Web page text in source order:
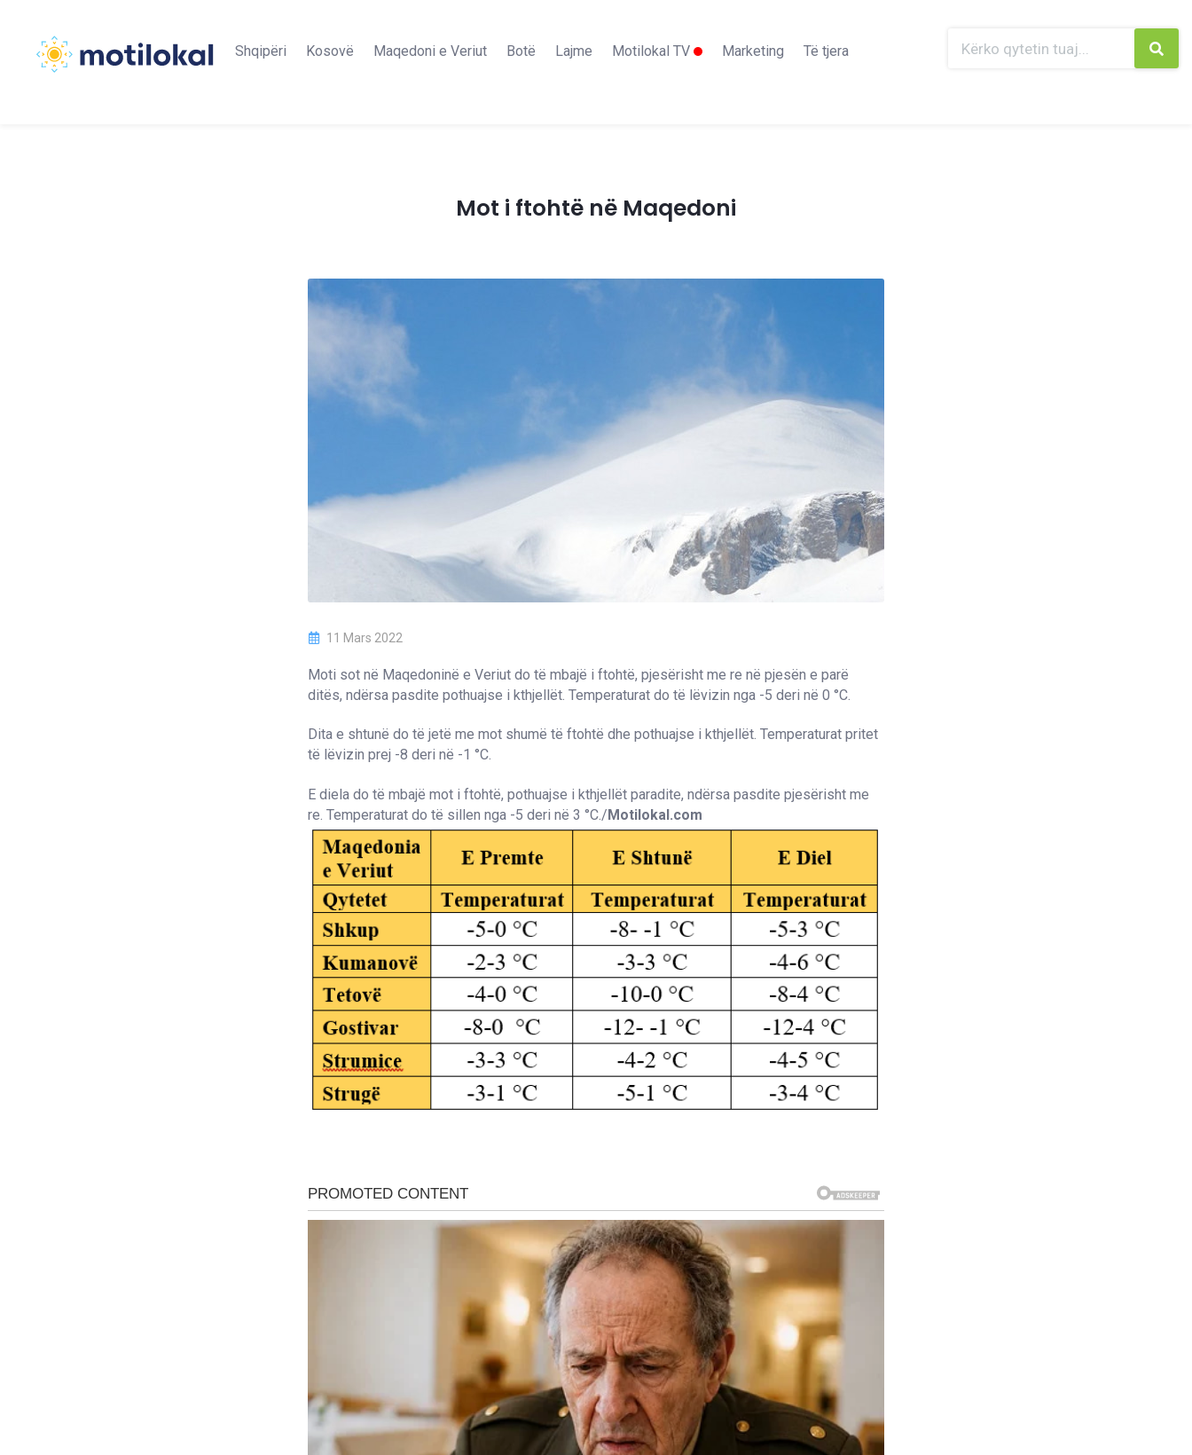
Shqipëri Kosovë Maqedoni e Veriut Botë Lajme Motilokal TV Marketing Të tjera
Mot i ftohtë në Maqedoni
11 Mars 2022
Moti sot në Maqedoninë e Veriut do të mbajë i ftohtë, pjesërisht me re në pjesën e parë
ditës, ndërsa pasdite pothuajse i kthjellët. Temperaturat do të lëvizin nga -5 deri në 0 °C.
Dita e shtunë do të jetë me mot shumë të ftohtë dhe pothuajse i kthjellët. Temperaturat pritet
të lëvizin prej -8 deri në -1 °C.
E diela do të mbajë mot i ftohtë, pothuajse i kthjellët paradite, ndërsa pasdite pjesërisht me
re. Temperaturat do të sillen nga -5 deri në 3 °C./Motilokal.com